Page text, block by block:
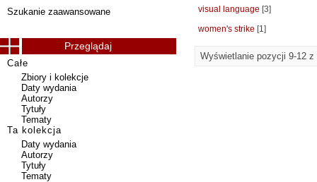
visual language [3]
women's strike [1]
Wyświetlanie pozycji 9-12 z
Szukanie zaawansowane
Przeglądaj
Całe
Zbiory i kolekcje
Daty wydania
Autorzy
Tytuły
Tematy
Ta kolekcja
Daty wydania
Autorzy
Tytuły
Tematy